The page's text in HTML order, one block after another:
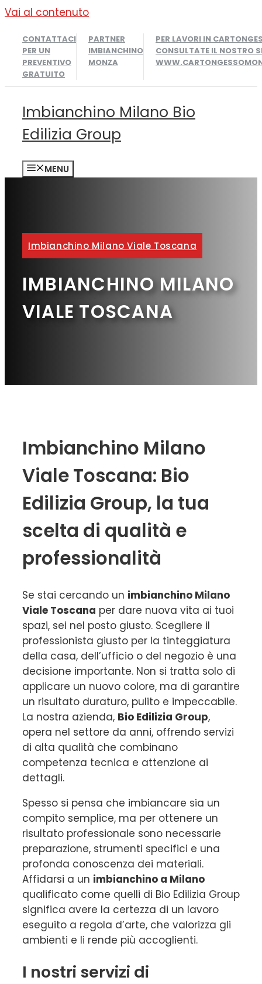
Vai al contenuto
CONTATTACI
PER UN
PREVENTIVO
GRATUITO
PARTNER
IMBIANCHINO
MONZA
PER LAVORI IN
CONSULTATE IL NOSTRO
Imbianchino Milano Bio
Edilizia Group
MENU
Imbianchino Milano Viale Toscana
IMBIANCHINO MILANO
VIALE TOSCANA
Imbianchino Milano
Viale Toscana: Bio
Edilizia Group, la tua
scelta di qualità e
professionalità
Se stai cercando un imbianchino Milano
Viale Toscana per dare nuova vita ai tuoi
spazi, sei nel posto giusto. Scegliere il
professionista giusto per la tinteggiatura
della casa, dell’ufficio o del negozio è una
decisione importante. Non si tratta solo di
applicare un nuovo colore, ma di garantire
un risultato duraturo, pulito e impeccabile.
La nostra azienda, Bio Edilizia Group,
opera nel settore da anni, offrendo servizi
di alta qualità che combinano
competenza tecnica e attenzione ai
dettagli.
Spesso si pensa che imbiancare sia un
compito semplice, ma per ottenere un
risultato professionale sono necessarie
preparazione, strumenti specifici e una
profonda conoscenza dei materiali.
Affidarsi a un imbianchino a Milano
qualificato come quelli di Bio Edilizia Group
significa avere la certezza di un lavoro
eseguito a regola d’arte, che valorizza gli
ambienti e li rende più accoglienti.
I nostri servizi di